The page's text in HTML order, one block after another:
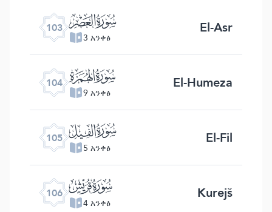
103 ﰔ
3 አንቀፅ El-Asr
104 ﰕ
9 አንቀፅ El-Humeza
105 ﰖ
5 አንቀፅ El-Fil
106 ﰗ
4 አንቀፅ Kurejš